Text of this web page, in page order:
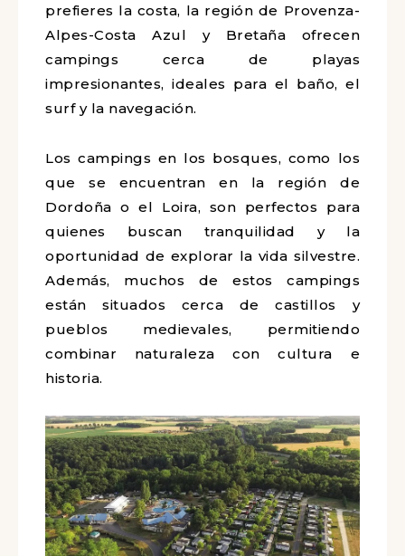
prefieres la costa, la región de Provenza-
Alpes-Costa Azul y Bretaña ofrecen
campings cerca de playas
impresionantes, ideales para el baño, el
surf y la navegación.
Los campings en los bosques, como los
que se encuentran en la región de
Dordoña o el Loira, son perfectos para
quienes buscan tranquilidad y la
oportunidad de explorar la vida silvestre.
Además, muchos de estos campings
están situados cerca de castillos y
pueblos medievales, permitiendo
combinar naturaleza con cultura e
historia.